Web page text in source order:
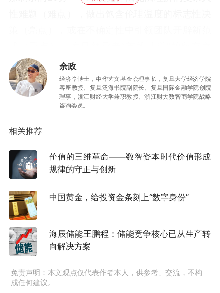
地，定义了人类在智能系统中的不可替代性。
2. “平实”作为算力系统的底座
“平实”在数智语境下，表现为对数据质量的“洁
癖”、对算法逻辑的敬畏以及对自动化流程的坚
码审计，是对AI生成内容的“最后一公里”人性化把
关。所有令人惊叹的“出色”，其底座都是由无数
标准化的API接口、干净的数据集和稳健的算力基
础设施垒砌而成。将“平实”数字化，“出色”便是智
能涌现的自然结果。
3. “止于平实”的反算法智慧
这要求领导者警惕“数字形式主义”和“算法幻觉”。
在管理中，它意味着不依赖单一的KPI或AI推荐，
余政
经济学博士，中华艺文基金会理事长，复旦大学经济学院
客座教授、复旦泛海书院副院长、复旦国际金融学院创院
理事，浙江财经大学兼职教授、浙江财大数智商学院战略
咨询委员。
相关推荐
价值的三维革命——数智资本时代价值形成
规律的守正与创新
中国黄金，给投资金条刻上“数字身份”
海辰储能王鹏程：储能竞争核心已从生产转
向解决方案
免责声明：本文观点仅代表作者本人，供参考、交流，不构
成任何建议。